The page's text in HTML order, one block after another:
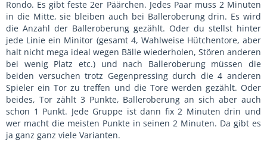
Rondo. Es gibt feste 2er Päärchen. Jedes Paar muss 2 Minuten
in die Mitte, sie bleiben auch bei Balleroberung drin. Es wird
die Anzahl der Balleroberung gezählt. Oder du stellst hinter
jede Linie ein Minitor (gesamt 4, Wahlweise Hütchentore, aber
halt nicht mega ideal wegen Bälle wiederholen, Stören anderen
bei wenig Platz etc.) und nach Balleroberung müssen die
beiden versuchen trotz Gegenpressing durch die 4 anderen
Spieler ein Tor zu treffen und die Tore werden gezählt. Oder
beides, Tor zählt 3 Punkte, Balleroberung an sich aber auch
schon 1 Punkt. Jede Gruppe ist dann fix 2 Minuten drin und
wer macht die meisten Punkte in seinen 2 Minuten. Da gibt es
ja ganz ganz viele Varianten.